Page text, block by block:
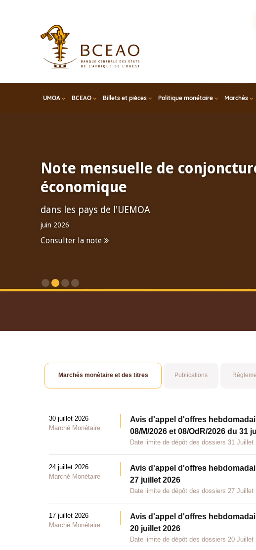
UMOA BCEAO Billets et pièces Politique monétaire Marchés
Note mensuelle de
économique
dans les pays de l'UEMOA
juin 2026
Consulter la note
Marchés monétaire et des titres Publications
30 juillet 2026
Marché Monétaire
Avis d'appel d'offres
08/M/2026 et 08/OdR/2026 du 31
Date limite de dépôt des dossiers 31 Juillet
24 juillet 2026
Marché Monétaire
Avis d'appel d'offres
27 juillet 2026
Date limite de dépôt des dossiers 27 Juillet
17 juillet 2026
Marché Monétaire
Avis d'appel d'offres
20 juillet 2026
Date limite de dépôt des dossiers 20 Juillet